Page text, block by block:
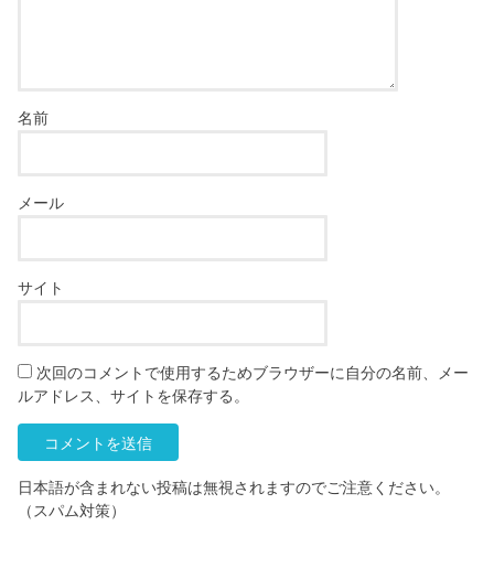
名前
メール
サイト
次回のコメントで使用するためブラウザーに自分の名前、メー
ルアドレス、サイトを保存する。
日本語が含まれない投稿は無視されますのでご注意ください。
（スパム対策）